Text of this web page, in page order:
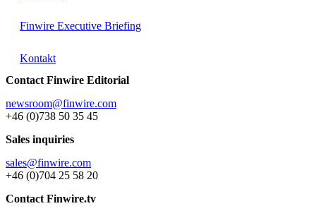
Finwire Executive Briefing
Kontakt
Contact Finwire Editorial
newsroom@finwire.com
+46 (0)738 50 35 45
Sales inquiries
sales@finwire.com
+46 (0)704 25 58 20
Contact Finwire.tv